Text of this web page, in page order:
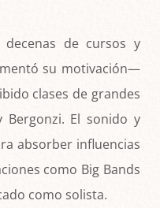
de cursos y
su motivación—
clases de grandes
El sonido y
absorber influencias
como Big Bands
como solista.